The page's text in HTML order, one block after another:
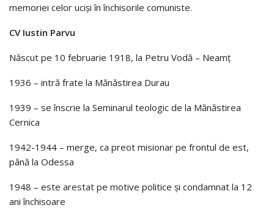
memoriei celor ucişi în închisorile comuniste.
CV Iustin Parvu
Născut pe 10 februarie 1918, la Petru Vodă – Neamţ
1936 – intră frate la Mănăstirea Durau
1939 – se înscrie la Seminarul teologic de la Mănăstirea
Cernica
1942-1944 – merge, ca preot misionar pe frontul de est,
până la Odessa
1948 – este arestat pe motive politice şi condamnat la 12
ani închisoare